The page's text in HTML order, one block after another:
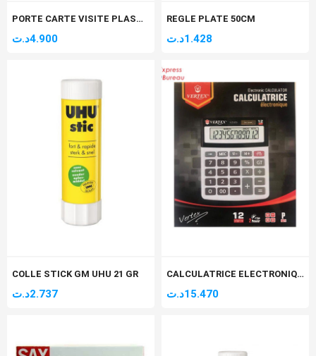
PORTE CARTE VISITE PLASTIC
4.900د.ت
REGLE PLATE 50CM
1.428د.ت
COLLE STICK GM UHU 21 GR
2.737د.ت
CALCULATRICE ELECTRONIQUE VERTEX 12 DIGITS V.C-203
15.470د.ت